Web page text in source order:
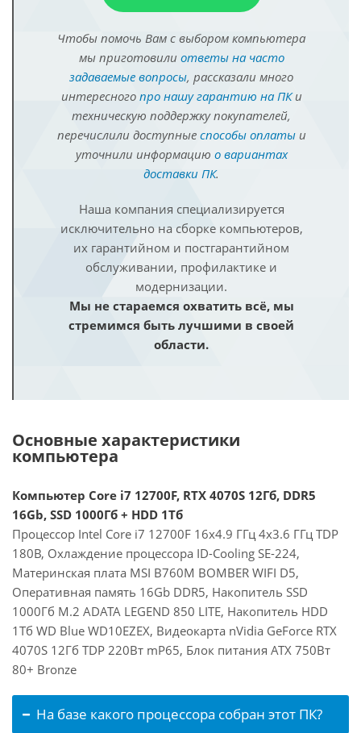
Чтобы помочь Вам с выбором компьютера
мы приготовили ответы на часто
задаваемые вопросы, рассказали много
интересного про нашу гарантию на ПКи
техническую поддержку покупателей,
перечислили доступные способы оплатыи
уточнили информацию о вариантах
доставки ПК.
Наша компания специализируется
исключительно на сборке компьютеров,
их гарантийном и постгарантийном
обслуживании, профилактике и
модернизации.
Мы не стараемся охватить всё, мы
стремимся быть лучшими в своей
области.
Основные характеристики
компьютера
Компьютер Core i7 12700F, RTX 4070S 12Гб, DDR5
16Gb, SSD 1000Гб + HDD 1Тб
Процессор Intel Core i7 12700F 16x4.9 ГГц 4x3.6 ГГц TDP
180В, Охлаждение процессора ID-Cooling SE-224,
Материнская плата MSI B760M BOMBER WIFI D5,
Оперативная память 16Gb DDR5, Накопитель SSD
1000Гб M.2 ADATA LEGEND 850 LITE, Накопитель HDD
1Тб WD Blue WD10EZEX, Видеокарта nVidia GeForce RTX
4070S 12Гб TDP 220Вт mP65, Блок питания ATX 750Вт
80+ Bronze
На базе какого процессора собран этот ПК?